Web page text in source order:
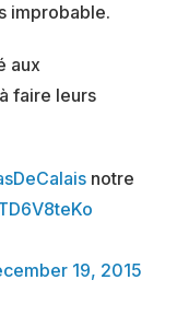
improbable.
aux
faire leurs
notre
19, 2015